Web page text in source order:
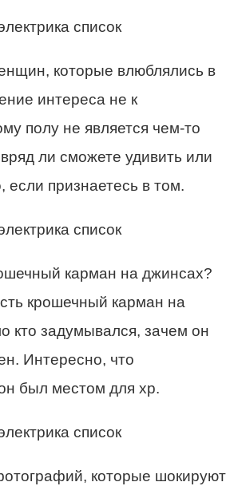
которые влюблялись в
интереса не к
полу не является чем-то
ли сможете удивить или
если признаетесь в том.
карман на джинсах?
крошечный карман на
кто задумывался, зачем он
Интересно, что
был местом для хр.
которые шокируют